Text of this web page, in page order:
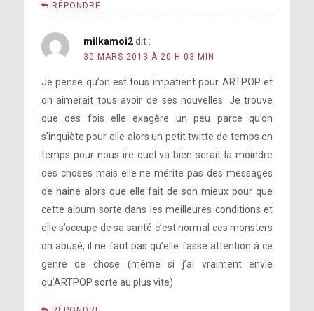
RÉPONDRE
milkamoi2 dit :
30 MARS 2013 À 20 H 03 MIN
Je pense qu’on est tous impatient pour ARTPOP et
on aimerait tous avoir de ses nouvelles. Je trouve
que des fois elle exagère un peu parce qu’on
s’inquiète pour elle alors un petit twitte de temps en
temps pour nous ire quel va bien serait la moindre
des choses mais elle ne mérite pas des messages
de haine alors que elle fait de son mieux pour que
cette album sorte dans les meilleures conditions et
elle s’occupe de sa santé c’est normal ces monsters
on abusé, il ne faut pas qu’elle fasse attention à ce
genre de chose (même si j’ai vraiment envie
qu’ARTPOP sorte au plus vite)